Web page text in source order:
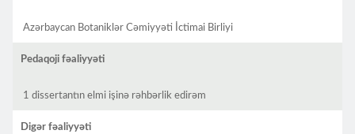
Azərbaycan Botaniklər Cəmiyyəti İctimai Birliyi
Pedaqoji fəaliyyəti
1 dissertantın elmi işinə rəhbərlik edirəm
Digər fəaliyyəti